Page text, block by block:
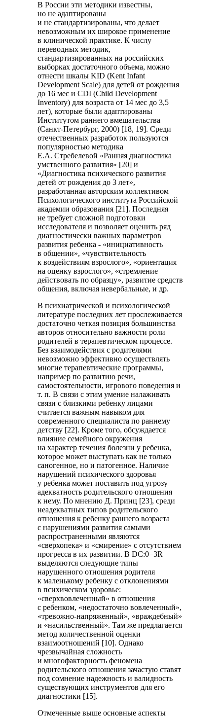
В России эти методики известны,
но не адаптированы
и не стандартизированы, что делает
невозможным их широкое применение
в клинической практике. К числу
переводных методик,
стандартизированных на российских
выборках достаточного объема, можно
отнести шкалы KID (Kent Infant
Development Scale) для детей от рождения
до 16 мес и CDI (Child Development
Inventory) для возраста от 14 мес до 3,5
лет), которые были адаптированы
Институтом раннего вмешательства
(Санкт-Петербург, 2000) [18, 19]. Среди
отечественных разработок пользуются
популярностью методика
Е.А. Стребелевой «Ранняя диагностика
умственного развития» [20] и
«Диагностика психического развития
детей от рождения до 3 лет»,
разработанная авторским коллективом
Психологического института Российской
академии образования [21]. Последняя
не требует сложной подготовки
исследователя и позволяет оценить ряд
диагностически важных параметров
развития ребенка - «инициативность
в общении», «чувствительность
к воздействиям взрослого», «ориентация
на оценку взрослого», «стремление
действовать по образцу», развитие средств
общения, включая невербальные, и др.
В психиатрической и психологической
литературе последних лет прослеживается
достаточно четкая позиция большинства
авторов относительно важности роли
родителей в терапевтическом процессе.
Без взаимодействия с родителями
невозможно эффективно осуществлять
многие терапевтические программы,
например по развитию речи,
самостоятельности, игрового поведения и
т. п. В связи с этим умение налаживать
связи с близкими ребенку лицами
считается важным навыком для
современного специалиста по раннему
детству [22]. Кроме того, обсуждается
влияние семейного окружения
на характер течения болезни у ребенка,
которое может выступать как не только
саногенное, но и патогенное. Наличие
нарушений психического здоровья
у ребенка может поставить под угрозу
адекватность родительского отношения
к нему. По мнению Д. Принц [23], среди
неадекватных типов родительского
отношения к ребенку раннего возраста
с нарушениями развития самыми
распространенными являются
«сверхопека» и «смирение» с отсутствием
прогресса в их развитии. В DC:0−3R
выделяются следующие типы
нарушенного отношения родителя
к маленькому ребенку с отклонениями
в психическом здоровье:
«сверхвовлеченный» в отношения
с ребенком, «недостаточно вовлеченный»,
«тревожно-напряженный», «враждебный»
и «насильственный». Там же предлагается
метод количественной оценки
взаимоотношений [10]. Однако
чрезвычайная сложность
и многофакторность феномена
родительского отношения зачастую ставят
под сомнение надежность и валидность
существующих инструментов для его
диагностики [15].
Отмеченные выше основные аспекты